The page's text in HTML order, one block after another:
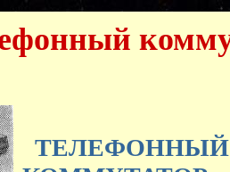
ТЕЛЕФОННЫЙ